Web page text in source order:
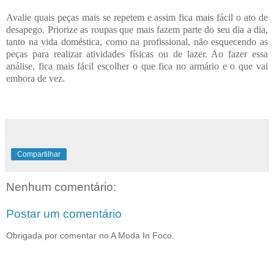
Avalie quais peças mais se repetem e assim fica mais fácil o ato de
desapego. Priorize as roupas que mais fazem parte do seu dia a dia,
tanto na vida doméstica, como na profissional, não esquecendo as
peças para realizar atividades físicas ou de lazer. Ao fazer essa
análise, fica mais fácil escolher o que fica no armário e o que vai
embora de vez.
Compartilhar
Nenhum comentário:
Postar um comentário
Obrigada por comentar no A Moda In Foco.